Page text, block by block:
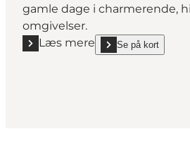
gamle dage i charmerende,
omgivelser.
Læs mere
Læs mere "Hotel Kryb i Ly Kro"
Se på kort
show Hotel Kryb i Ly